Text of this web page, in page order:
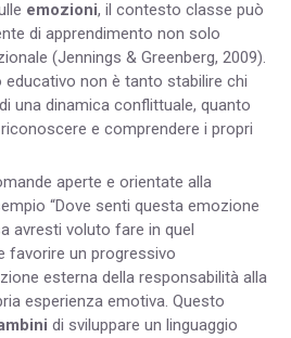
emozioni, il contesto classe può
di apprendimento non solo
(Jennings & Greenberg, 2009).
educativo non è tanto stabilire chi
una dinamica conflittuale, quanto
e comprendere i propri
aperte e orientate alla
“Dove senti questa emozione
avresti voluto fare in quel
favorire un progressivo
esterna della responsabilità alla
esperienza emotiva. Questo
di sviluppare un linguaggio